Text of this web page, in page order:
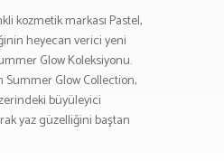
kozmetik markası Pastel,
heyecan verici yeni
Glow Koleksiyonu.
Summer Glow Collection,
büyüleyici
yaz güzelliğini baştan